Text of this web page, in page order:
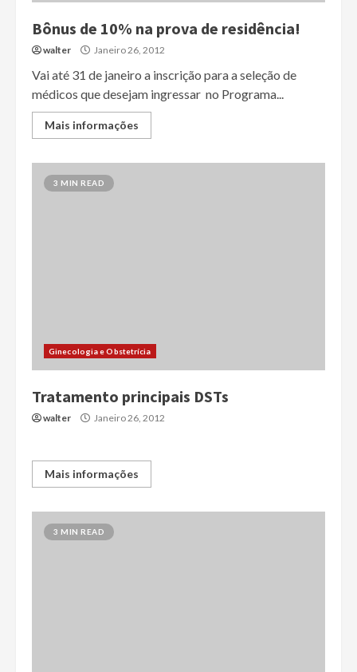
Bônus de 10% na prova de residência!
walter Janeiro 26, 2012
Vai até 31 de janeiro a inscrição para a seleção de
médicos que desejam ingressar no Programa...
Mais informações
3 MIN READ
Ginecologia e Obstetrícia
Tratamento principais DSTs
walter Janeiro 26, 2012
Mais informações
3 MIN READ